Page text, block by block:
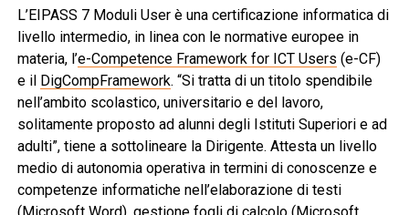
L’EIPASS 7 Moduli User è una certificazione informatica di
livello intermedio, in linea con le normative europee in
materia, l’e-Competence Framework for ICT Users (e-CF)
e il DigCompFramework. “Si tratta di un titolo spendibile
nell’ambito scolastico, universitario e del lavoro,
solitamente proposto ad alunni degli Istituti Superiori e ad
adulti”, tiene a sottolineare la Dirigente. Attesta un livello
medio di autonomia operativa in termini di conoscenze e
competenze informatiche nell’elaborazione di testi
(Microsoft Word), gestione fogli di calcolo (Microsoft